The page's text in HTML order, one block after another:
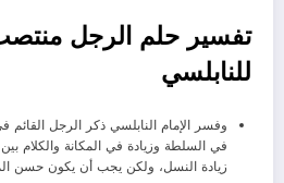
تفسير حلم الرجل
للنابلسي
وفسر الإمام النابلسي ذكر الرجل القائم
في السلطة وزيادة في المكانة والكلام
زيادة النسل، ولكن يجب أن يكون حسن